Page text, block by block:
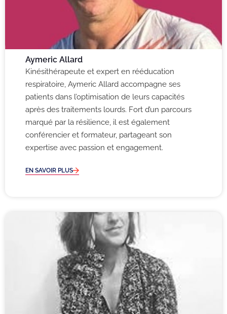
Aymeric Allard
Kinésithérapeute et expert en rééducation
respiratoire, Aymeric Allard accompagne ses
patients dans l’optimisation de leurs capacités
après des traitements lourds. Fort d’un parcours
marqué par la résilience, il est également
conférencier et formateur, partageant son
expertise avec passion et engagement.
EN SAVOIR PLUS